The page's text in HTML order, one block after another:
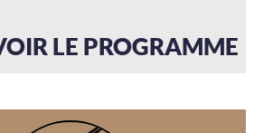
LE PROGRAMME